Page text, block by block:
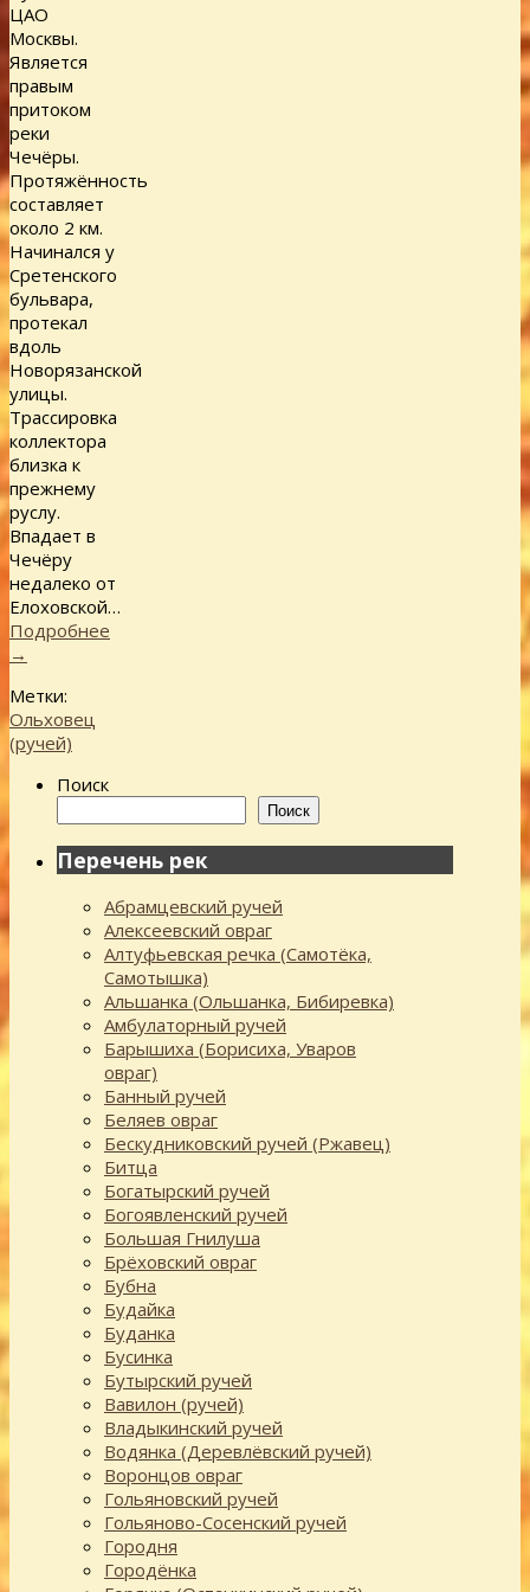
ЦАО
Москвы.
Является
правым
притоком
реки
Чечёры.
Протяжённость
составляет
около 2 км.
Начинался у
Сретенского
бульвара,
протекал
вдоль
Новорязанской
улицы.
Трассировка
коллектора
близка к
прежнему
руслу.
Впадает в
Чечёру
недалеко от
Елоховской…
Подробнее
→
Метки:
Ольховец
(ручей)
Поиск
Поиск
Перечень рек
Абрамцевский ручей
Алексеевский овраг
Алтуфьевская речка (Самотёка,
Самотышка)
Альшанка (Ольшанка, Бибиревка)
Амбулаторный ручей
Барышиха (Борисиха, Уваров
овраг)
Банный ручей
Беляев овраг
Бескудниковский ручей (Ржавец)
Битца
Богатырский ручей
Богоявленский ручей
Большая Гнилуша
Брёховский овраг
Бубна
Будайка
Буданка
Бусинка
Бутырский ручей
Вавилон (ручей)
Владыкинский ручей
Водянка (Деревлёвский ручей)
Воронцов овраг
Гольяновский ручей
Гольяново-Сосенский ручей
Городня
Городёнка